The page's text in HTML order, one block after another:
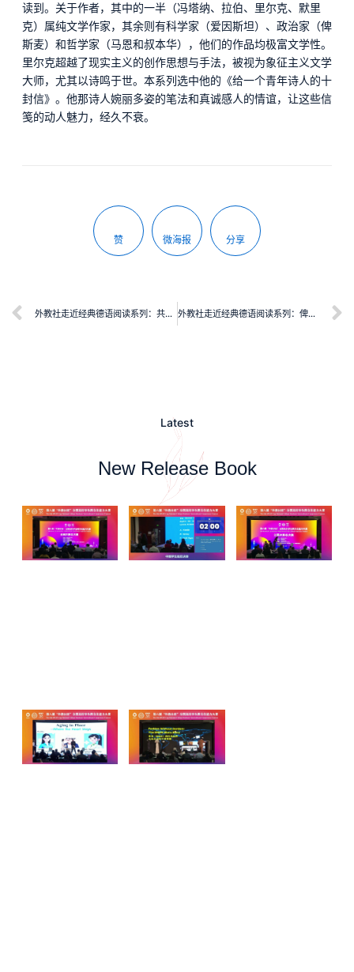
读到。关于作者，其中的一半（冯塔纳、拉伯、里尔克、默里
克）属纯文学作家，其余则有科学家（爱因斯坦）、政治家（俾
斯麦）和哲学家（马恩和叔本华），他们的作品均极富文学性。
里尔克超越了现实主义的创作思想与手法，被视为象征主义文学
大师，尤其以诗鸣于世。本系列选中他的《给一个青年诗人的十
封信》。他那诗人婉丽多姿的笔法和真诚感人的情谊，让这些信
笺的动人魅力，经久不衰。
赞 微海报 分享
外教社走近经典德语阅读系列：共产党宣言 外教社走近经典德语阅读系列：俾斯麦亲情信札
Latest
New Release Book